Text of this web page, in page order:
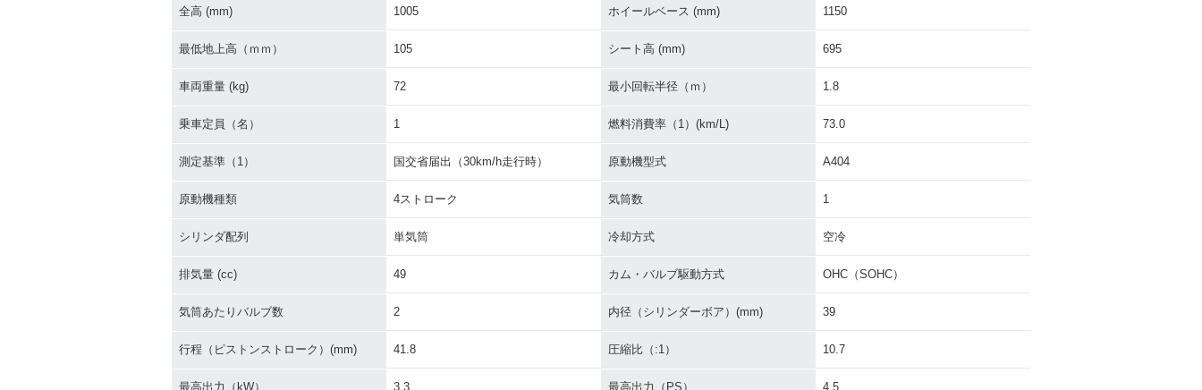
0・マイナーチェンジ
0・特別・限定仕様
G・マイナーチェンジ
0・マイナーチェンジ
2009年 ADDRESS V5
0・追加
2008年 ADDRESS V50
G・追加
0・マイナーチェンジ
2006年 ADDRESS V50
2006年 ADDRESS V5
1996年 ADDRESS V50 1995年 ADDRESS V50
全高 (mm) 1005 ホイールベース (mm) 1150
最低地上高（ｍｍ） 105 シート高 (mm) 695
車両重量 (kg) 72 最小回転半径（ｍ） 1.8
乗車定員（名） 1 燃料消費率（1）(km/L) 73.0
測定基準（1） 国交省届出（30km/h走行時） 原動機型式 A404
原動機種類 4ストローク 気筒数 1
シリンダ配列 単気筒 冷却方式 空冷
排気量 (cc) 49 カム・バルブ駆動方式 OHC（SOHC）
気筒あたりバルブ数 2 内径（シリンダーボア）(mm) 39
行程（ピストンストローク）(mm) 41.8 圧縮比（:1） 10.7
最高出力（kW） 3.3 最高出力（PS） 4.5